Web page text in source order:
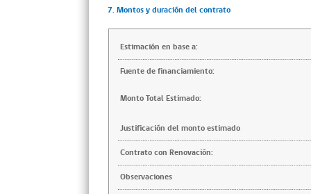
7. Montos y duración del contrato
Estimación en base a:
Fuente de financiamiento:
Monto Total Estimado:
Justificación del monto estimado
Contrato con Renovación:
Observaciones